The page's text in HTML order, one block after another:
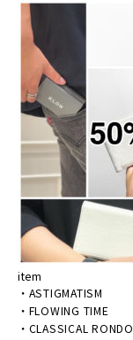
item
・ ASTIGMATISM
・ FLOWING TIME
・ CLASSICAL RONDO